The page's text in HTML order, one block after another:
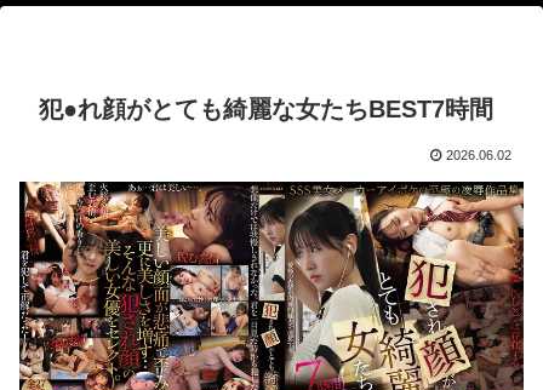
おばあさんが畑仕事をしていた。腰が心配だ！ → 背中はこんな様子です…
【動画】 パキスタンの山の麓で撮影された鉄砲水が地獄すぎる。
【無修正マ○コ】 10代美少女の ”初めての女性器脱毛” 動画、エ□すぎて1000万再生される・・・
ロシアがウクライナ首都に大規模攻撃、トランプ氏とゼレンスキー氏の和平交渉前に
【動画】 グラドルのエ●チは凄い！極上のお●ぱいに綺麗な体の無防備な姿はエ□ぃ！
【凄すぎる】 力士の嫁に美人が多い理由→「これ」だったｗｗｗｗｗｗｗ
犯●れ顔がとても綺麗な女たちBEST7時間
2026.06.02